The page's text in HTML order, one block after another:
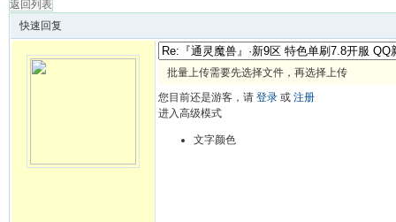
返回列表
快速回复
批量上传需要先选择文件，再选择上传
您目前还是游客，请 登录 或 注册
进入高级模式
文字颜色